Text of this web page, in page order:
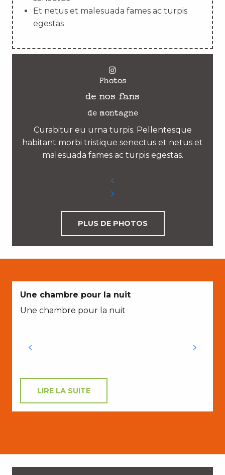
Et netus et malesuada fames ac turpis
egestas
Photos
de nos fans
de montagne
Curabitur eu urna turpis. Pellentesque
habitant morbi tristique senectus et netus et
malesuada fames ac turpis egestas.
PLUS DE PHOTOS
Une chambre pour la nuit
Une chambre pour la nuit
LIRE LA SUITE